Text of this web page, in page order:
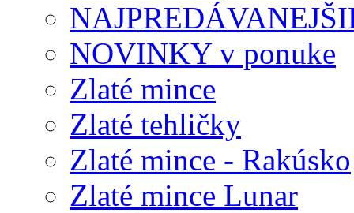
NOVINKY v ponuke
Zlaté mince
Zlaté tehličky
Zlaté mince - Rakúsko
Zlaté mince Lunar